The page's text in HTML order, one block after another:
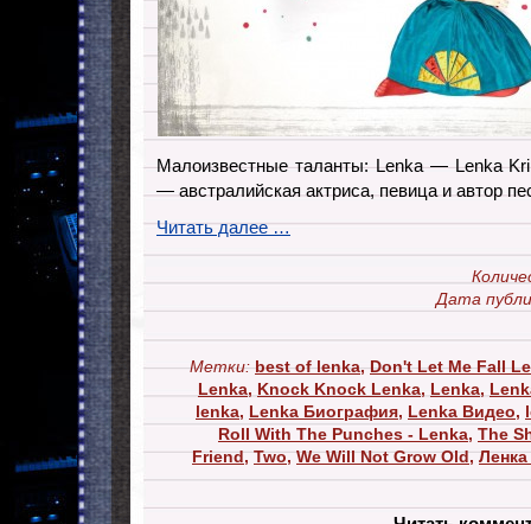
Малоизвестные таланты: Lenka — Lenka
— австралийская актриса, певица и автор
Читать далее …
Дата
Метки: best of lenka,Don't Let Me Fall
Lenka, Knock Knock Lenka, Lenka,
lenka, Lenka Биография, Lenka Видео,
Roll With The Punches - Lenka, The
Friend,Two,We Will Not Grow Old,